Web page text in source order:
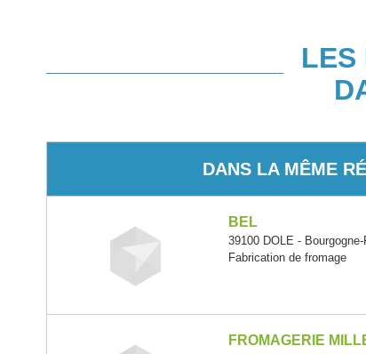
LES
DANS LA MÊME
BEL
39100 DOLE -
Fabrication de fromage
FROMAGERIE